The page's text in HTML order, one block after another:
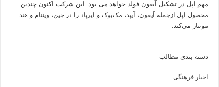
مهم اپل در تشکیل آیفون فولد خواهد می بود. این شرکت اکنون چندین
محصول اپل ازجمله آیفون، آیپد، مک‌بوک و ایرپاد را در چین، ویتنام و هند
مونتاژ می‌کند.
دسته بندی مطالب
اخبار فرهنگی